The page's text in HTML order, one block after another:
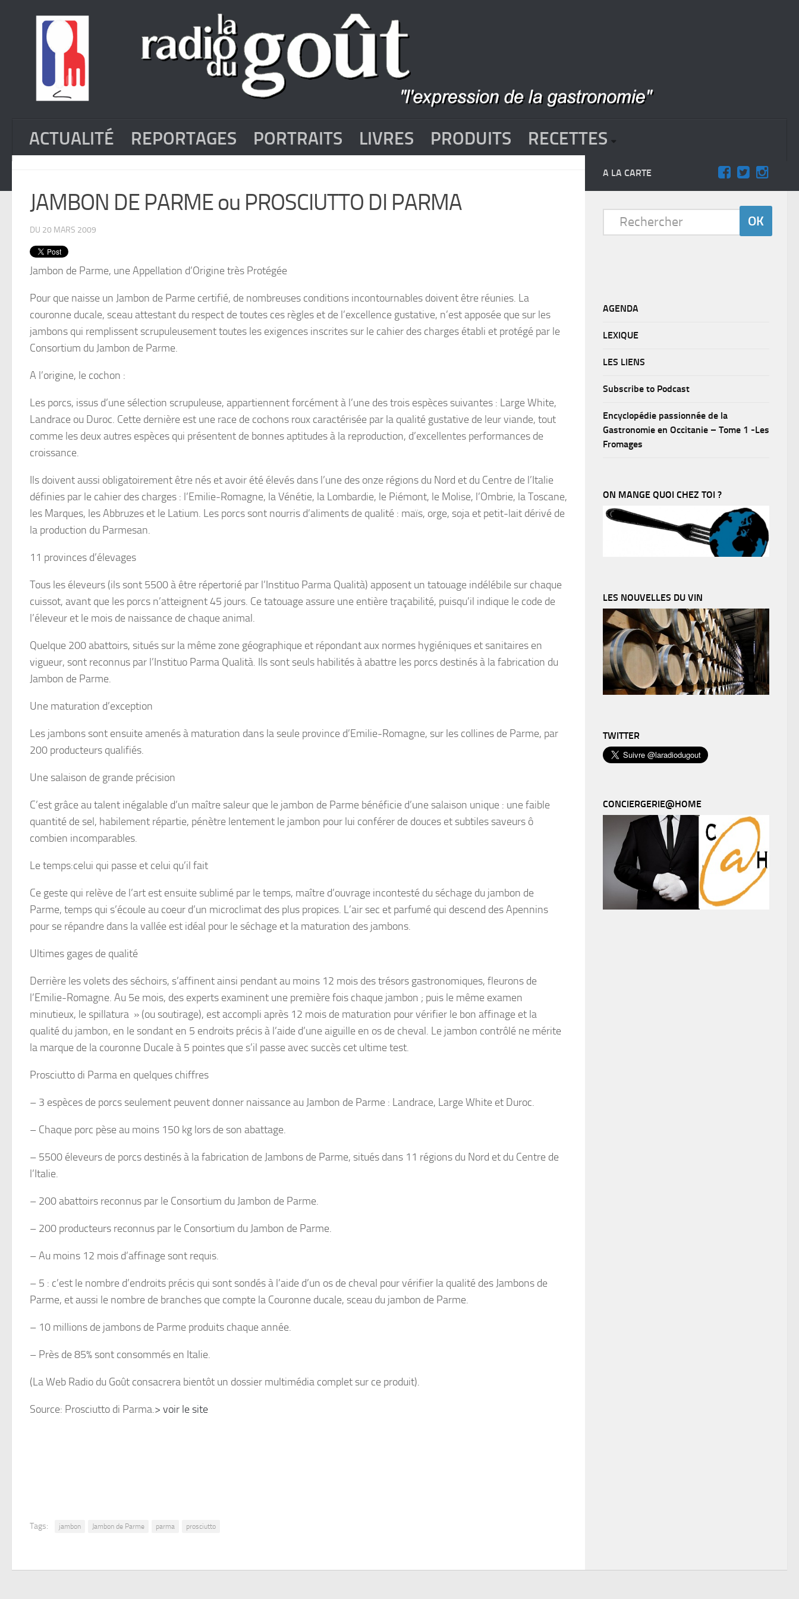
ACTUALITÉ REPORTAGES PORTRAITS LIVRES PRODUITS RECETTES
JAMBON DE PARME ou PROSCIUTTO DI PARMA
DU 20 MARS 2009
Jambon de Parme, une Appellation d’Origine très Protégée
Pour que naisse un Jambon de Parme certifié, de nombreuses conditions incontournables doivent être réunies. La
couronne ducale, sceau attestant du respect de toutes ces règles et de l’excellence gustative, n’est apposée que sur les
jambons qui remplissent scrupuleusement toutes les exigences inscrites sur le cahier des charges établi et protégé par le
Consortium du Jambon de Parme.
A l’origine, le cochon :
Les porcs, issus d’une sélection scrupuleuse, appartiennent forcément à l’une des trois espèces suivantes : Large White,
Landrace ou Duroc. Cette dernière est une race de cochons roux caractérisée par la qualité gustative de leur viande, tout
comme les deux autres espèces qui présentent de bonnes aptitudes à la reproduction, d’excellentes performances de
croissance.
Ils doivent aussi obligatoirement être nés et avoir été élevés dans l’une des onze régions du Nord et du Centre de l’Italie
définies par le cahier des charges : l’Emilie-Romagne, la Vénétie, la Lombardie, le Piémont, le Molise, l’Ombrie, la Toscane,
les Marques, les Abbruzes et le Latium. Les porcs sont nourris d’aliments de qualité : maïs, orge, soja et petit-lait dérivé de
la production du Parmesan.
11 provinces d’élevages
Tous les éleveurs (ils sont 5500 à être répertorié par l’Instituo Parma Qualità) apposent un tatouage indélébile sur chaque
cuissot, avant que les porcs n’atteignent 45 jours. Ce tatouage assure une entière traçabilité, puisqu’il indique le code de
l’éleveur et le mois de naissance de chaque animal.
Quelque 200 abattoirs, situés sur la même zone géographique et répondant aux normes hygiéniques et sanitaires en
vigueur, sont reconnus par l’Instituo Parma Qualità. Ils sont seuls habilités à abattre les porcs destinés à la fabrication du
Jambon de Parme.
Une maturation d’exception
Les jambons sont ensuite amenés à maturation dans la seule province d’Emilie-Romagne, sur les collines de Parme, par
200 producteurs qualifiés.
Une salaison de grande précision
C’est grâce au talent inégalable d’un maître saleur que le jambon de Parme bénéficie d’une salaison unique : une faible
quantité de sel, habilement répartie, pénètre lentement le jambon pour lui conférer de douces et subtiles saveurs ô
combien incomparables.
Le temps:celui qui passe et celui qu’il fait
Ce geste qui relève de l’art est ensuite sublimé par le temps, maître d’ouvrage incontesté du séchage du jambon de
Parme, temps qui s’écoule au coeur d’un microclimat des plus propices. L’air sec et parfumé qui descend des Apennins
pour se répandre dans la vallée est idéal pour le séchage et la maturation des jambons.
Ultimes gages de qualité
Derrière les volets des séchoirs, s’affinent ainsi pendant au moins 12 mois des trésors gastronomiques, fleurons de
l’Emilie-Romagne. Au 5e mois, des experts examinent une première fois chaque jambon ; puis le même examen
minutieux, le spillatura » (ou soutirage), est accompli après 12 mois de maturation pour vérifier le bon affinage et la
qualité du jambon, en le sondant en 5 endroits précis à l’aide d’une aiguille en os de cheval. Le jambon contrôlé ne mérite
la marque de la couronne Ducale à 5 pointes que s’il passe avec succès cet ultime test.
Prosciutto di Parma en quelques chiffres
– 3 espèces de porcs seulement peuvent donner naissance au Jambon de Parme : Landrace, Large White et Duroc.
– Chaque porc pèse au moins 150 kg lors de son abattage.
– 5500 éleveurs de porcs destinés à la fabrication de Jambons de Parme, situés dans 11 régions du Nord et du Centre de
l’Italie.
– 200 abattoirs reconnus par le Consortium du Jambon de Parme.
– 200 producteurs reconnus par le Consortium du Jambon de Parme.
– Au moins 12 mois d’affinage sont requis.
– 5 : c’est le nombre d’endroits précis qui sont sondés à l’aide d’un os de cheval pour vérifier la qualité des Jambons de
Parme, et aussi le nombre de branches que compte la Couronne ducale, sceau du jambon de Parme.
– 10 millions de jambons de Parme produits chaque année.
– Près de 85% sont consommés en Italie.
(La Web Radio du Goût consacrera bientôt un dossier multimédia complet sur ce produit).
Source: Prosciutto di Parma.> voir le site
Tags: jambon Jambon de Parme parma prosciutto
A LA CARTE
AGENDA
LEXIQUE
LES LIENS
Subscribe to Podcast
Encyclopédie passionnée de la
Gastronomie en Occitanie – Tome 1 -Les
Fromages
ON MANGE QUOI CHEZ TOI ?
LES NOUVELLES DU VIN
TWITTER
CONCIERGERIE@HOME